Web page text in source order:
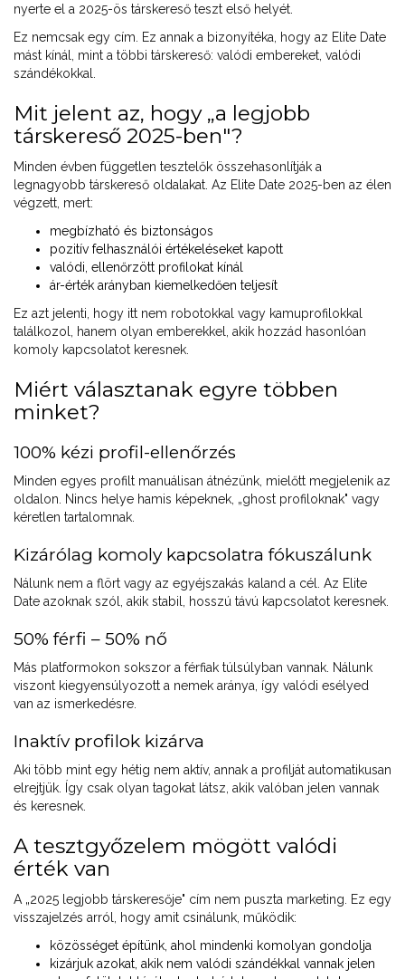
nyerte el a 2025-ös társkereső teszt első helyét.
Ez nemcsak egy cím. Ez annak a bizonyítéka, hogy az Elite Date
mást kínál, mint a többi társkereső: valódi embereket, valódi
szándékokkal.
Mit jelent az, hogy „a legjobb
társkereső 2025-ben"?
Minden évben független tesztelők összehasonlítják a
legnagyobb társkereső oldalakat. Az Elite Date 2025-ben az élen
végzett, mert:
megbízható és biztonságos
pozitív felhasználói értékeléseket kapott
valódi, ellenőrzött profilokat kínál
ár-érték arányban kiemelkedően teljesít
Ez azt jelenti, hogy itt nem robotokkal vagy kamuprofilokkal
találkozol, hanem olyan emberekkel, akik hozzád hasonlóan
komoly kapcsolatot keresnek.
Miért választanak egyre többen
minket?
100% kézi profil-ellenőrzés
Minden egyes profilt manuálisan átnézünk, mielőtt megjelenik az
oldalon. Nincs helye hamis képeknek, „ghost profiloknak" vagy
kéretlen tartalomnak.
Kizárólag komoly kapcsolatra fókuszálunk
Nálunk nem a flört vagy az egyéjszakás kaland a cél. Az Elite
Date azoknak szól, akik stabil, hosszú távú kapcsolatot keresnek.
50% férfi – 50% nő
Más platformokon sokszor a férfiak túlsúlyban vannak. Nálunk
viszont kiegyensúlyozott a nemek aránya, így valódi esélyed
van az ismerkedésre.
Inaktív profilok kizárva
Aki több mint egy hétig nem aktív, annak a profilját automatikusan
elrejtjük. Így csak olyan tagokat látsz, akik valóban jelen vannak
és keresnek.
A tesztgyőzelem mögött valódi
érték van
A „2025 legjobb társkeresője" cím nem puszta marketing. Ez egy
visszajelzés arról, hogy amit csinálunk, működik:
közösséget építünk, ahol mindenki komolyan gondolja
kizárjuk azokat, akik nem valódi szándékkal vannak jelen